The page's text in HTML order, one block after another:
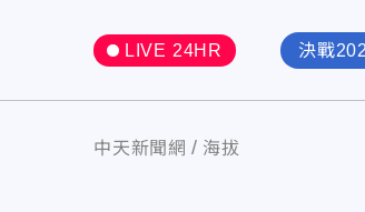
LIVE 24HR 決戰
中天新聞網 海拔